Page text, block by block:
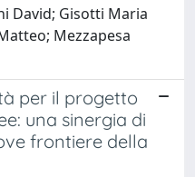
David; Gisotti Maria
Mezzapesa
per il progetto
una sinergia di
frontiere della